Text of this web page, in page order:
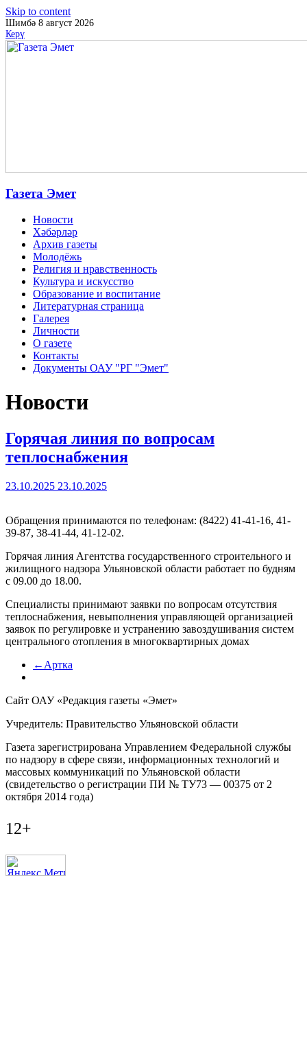
Skip to content
Шимбә 8 август 2026
Керү
Газета Эмет
Новости
Хәбәрләр
Архив газеты
Молодёжь
Религия и нравственность
Культура и искусство
Образование и воспитание
Литературная страница
Галерея
Личности
О газете
Контакты
Документы ОАУ "РГ "Эмет"
Новости
Горячая линия по вопросам
теплоснабжения
23.10.2025 23.10.2025
Обращения принимаются по телефонам: (8422) 41-41-16, 41-
39-87, 38-41-44, 41-12-02.
Горячая линия Агентства государственного строительного и
жилищного надзора Ульяновской области работает по будням
с 09.00 до 18.00.
Специалисты принимают заявки по вопросам отсутствия
теплоснабжения, невыполнения управляющей организацией
заявок по регулировке и устранению завоздушивания систем
центрального отопления в многоквартирных домах
←Артка
Сайт ОАУ «Редакция газеты «Эмет»
Учредитель: Правительство Ульяновской области
Газета зарегистрирована Управлением Федеральной службы
по надзору в сфере связи, информационных технологий и
массовых коммуникаций по Ульяновской области
(свидетельство о регистрации ПИ № ТУ73 — 00375 от 2
октября 2014 года)
12+